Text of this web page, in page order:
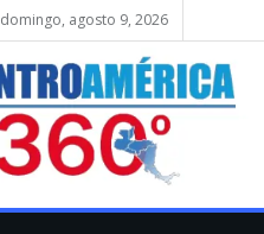
domingo, agosto 9, 2026